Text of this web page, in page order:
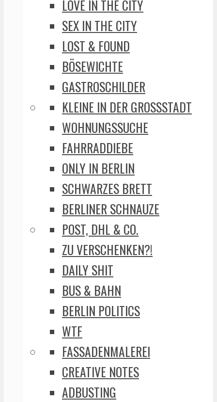
LOVE IN THE CITY
SEX IN THE CITY
LOST & FOUND
BÖSEWICHTE
GASTROSCHILDER
KLEINE IN DER GROSSSTADT
WOHNUNGSSUCHE
FAHRRADDIEBE
ONLY IN BERLIN
SCHWARZES BRETT
BERLINER SCHNAUZE
POST, DHL & CO.
ZU VERSCHENKEN?!
DAILY SHIT
BUS & BAHN
BERLIN POLITICS
WTF
FASSADENMALEREI
CREATIVE NOTES
ADBUSTING